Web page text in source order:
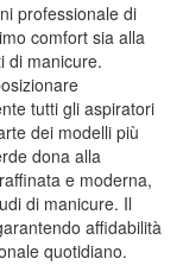
professionale di
comfort sia alla
di manicure.
tutti gli aspiratori
dei modelli più
dona alla
e moderna,
di manicure. Il
affidabilità
quotidiano.